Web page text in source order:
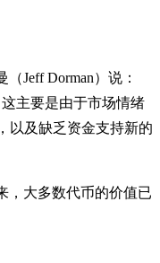
Jeff Dorman）说：
主要是由于市场情绪
以及缺乏资金支持新的
，大多数代币的价值已